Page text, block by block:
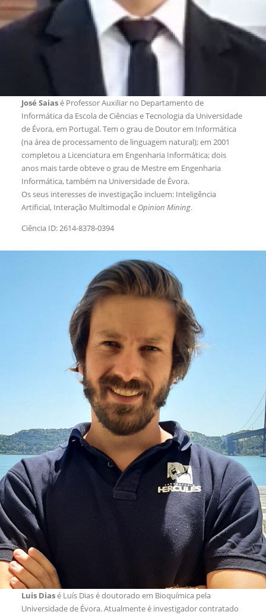
José Saiasé Professor Auxiliar no Departamento de
Informática da Escola de Ciências e Tecnologia da Universidade
de Évora, em Portugal. Tem o grau de Doutor em Informática
(na área de processamento de linguagem natural); em 2001
completou a Licenciatura em Engenharia Informática; dois
anos mais tarde obteve o grau de Mestre em Engenharia
Informática, também na Universidade de Évora.
Os seus interesses de investigação incluem: Inteligência
Artificial, Interação Multimodal e Opinion Mining.
Ciência ID: 2614-8378-0394
Luis Diasé Luís Dias é doutorado em Bioquímica pela
Universidade de Évora. Atualmente é investigador contratado